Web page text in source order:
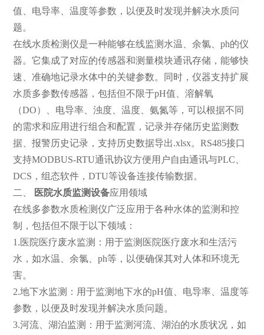
值、电导率、温度等参数，以便及时发现并解决水质问
题。
在线水质检测仪是一种能够在线监测水温、余氯、ph的仪
器。它集成了对应的传感器和测量模块通讯存储，能够快
速、准确地记录水体中的关键参数。同时，仪器支持扩展
水质多参数传感器，包括但不限于pH值、溶解氧
（DO）、电导率、浊度、温度、氨氮等，可以根据不同
的需求和应用进行组合和配置，记录并存储历史监测数
据、报警历史记录，支持历史数据导出.xlsx。RS485接口
支持MODBUS-RTU通讯协议方便用户自由通讯与PLC、
DCS，组态软件，DTU等设备连接传输数据。
二、
医院水质监测设备应用领域
在线多参数水质检测仪广泛应用于各种水体的监测和控
制，包括但不限于以下领域：
1.医院医疗废水监测：用于监测医院医疗废水和生活污
水，如水温、余氯、ph等，以便确保其对人体和环境无
害。
2.地下水监测：用于监测地下水的pH值、电导率、温度等
参数，以便及时发现并解决水质问题。
3.河流、湖泊监测：用于监测河流、湖泊的水质状况，如